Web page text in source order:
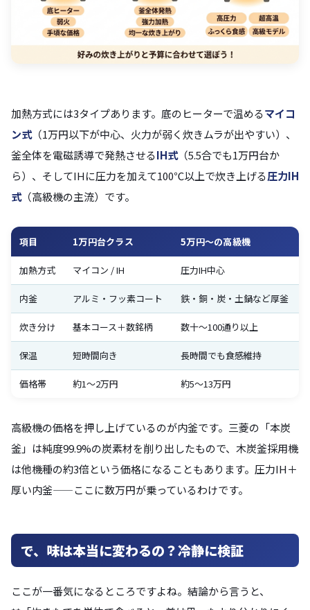
加熱方式には3タイプあります。底のヒーターで温めるマイコ
ン式（1万円以下が中心、火力が弱く炊きムラが出やすい）、
釜全体を電磁誘導で発熱させるIH式（5.5合でも1万円台か
ら）、そしてIHに圧力を加えて100℃以上で炊き上げる圧力IH
式（高級機の主流）です。
項目 1万円台クラス 5万円〜の高級機
加熱方式 マイコン / IH 圧力IH中心
内釜 アルミ・フッ素コート 鉄・銅・炭・土鍋など厚釜
炊き分け 基本コース＋数銘柄 数十〜100通り以上
保温 短時間向き 長時間でも食感維持
価格帯 約1〜2万円 約5〜13万円
高級機の価格を押し上げているのが内釜です。三菱の「本炭
釜」は純度99.9%の炭素材を削り出したもので、木炭釜採用機
は他機種の約3倍という価格になることもあります。圧力IH＋
厚い内釜——ここに数万円が乗っているわけです。
で、味は本当に変わるの？冷静に検証
ここが一番気になるところですよね。結論から言うと、